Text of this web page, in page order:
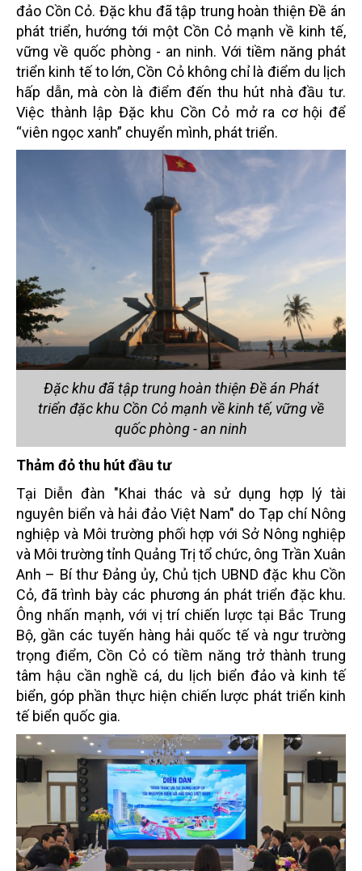
đảo Cồn Cỏ. Đặc khu đã tập trung hoàn thiện Đề án
phát triển, hướng tới một Cồn Cỏ mạnh về kinh tế,
vững về quốc phòng - an ninh. Với tiềm năng phát
triển kinh tế to lớn, Cồn Cỏ không chỉ là điểm du lịch
hấp dẫn, mà còn là điểm đến thu hút nhà đầu tư.
Việc thành lập Đặc khu Cồn Cỏ mở ra cơ hội để
“viên ngọc xanh” chuyển mình, phát triển.
Đặc khu đã tập trung hoàn thiện Đề án Phát
triển đặc khu Cồn Cỏ mạnh về kinh tế, vững về
quốc phòng - an ninh
Thảm đỏ thu hút đầu tư
Tại Diễn đàn "Khai thác và sử dụng hợp lý tài
nguyên biển và hải đảo Việt Nam" do Tạp chí Nông
nghiệp và Môi trường phối hợp với Sở Nông nghiệp
và Môi trường tỉnh Quảng Trị tổ chức, ông Trần Xuân
Anh – Bí thư Đảng ủy, Chủ tịch UBND đặc khu Cồn
Cỏ, đã trình bày các phương án phát triển đặc khu.
Ông nhấn mạnh, với vị trí chiến lược tại Bắc Trung
Bộ, gần các tuyến hàng hải quốc tế và ngư trường
trọng điểm, Cồn Cỏ có tiềm năng trở thành trung
tâm hậu cần nghề cá, du lịch biển đảo và kinh tế
biển, góp phần thực hiện chiến lược phát triển kinh
tế biển quốc gia.